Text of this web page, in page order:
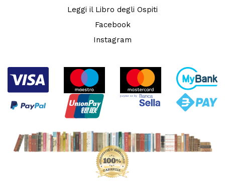
Leggi il Libro degli Ospiti
Facebook
Instagram